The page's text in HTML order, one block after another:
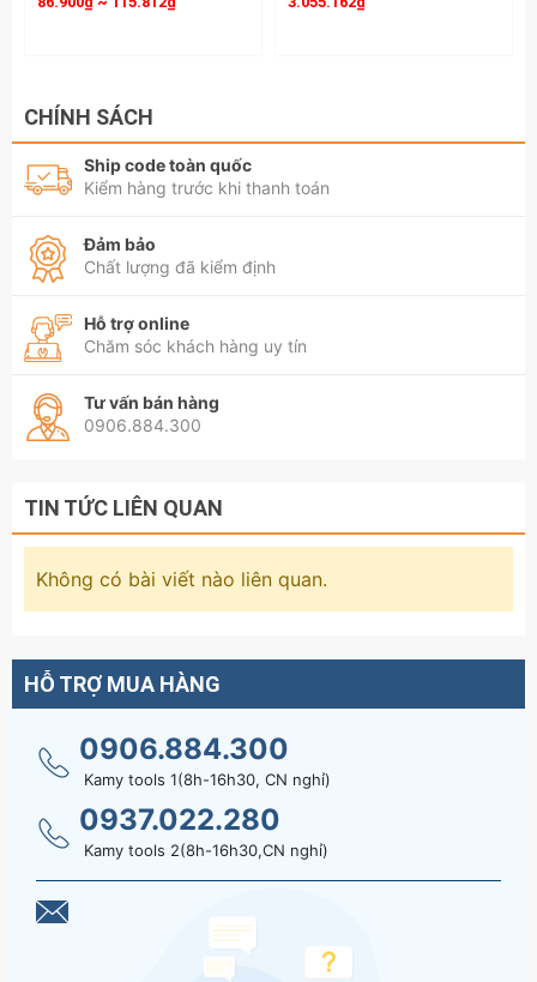
CHÍNH SÁCH
Ship code toàn quốc
Kiểm hàng trước khi thanh toán
Đảm bảo
Chất lượng đã kiểm định
Hỗ trợ online
Chăm sóc khách hàng uy tín
Tư vấn bán hàng
0906.884.300
TIN TỨC LIÊN QUAN
Không có bài viết nào liên quan.
HỖ TRỢ MUA HÀNG
0906.884.300
Kamy tools 1(8h-16h30, CN nghỉ)
0937.022.280
Kamy tools 2(8h-16h30,CN nghỉ)